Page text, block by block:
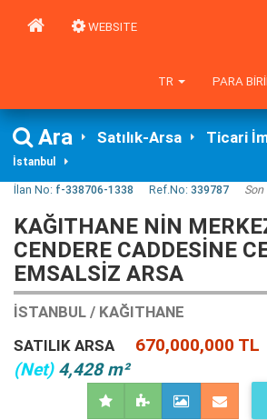
WEBSITE
PARA
TR
Ara Satılık-Arsa Ticari
İstanbul
İlan No: f-338706-1338 Ref.No: 339787
KAĞITHANE NİN
CENDERE CADDESİNE
EMSALSİZ ARSA
İSTANBUL / KAĞITHANE
SATILIK ARSA
670,000,000 TL
(Net)4,428 m²